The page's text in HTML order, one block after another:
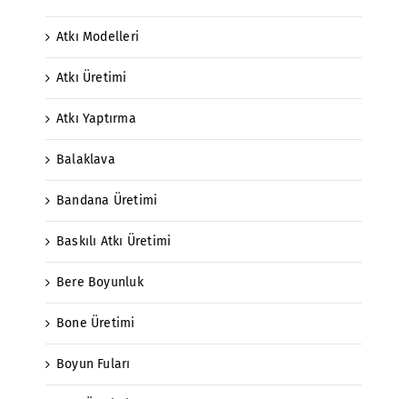
Atkı Modelleri
Atkı Üretimi
Atkı Yaptırma
Balaklava
Bandana Üretimi
Baskılı Atkı Üretimi
Bere Boyunluk
Bone Üretimi
Boyun Fuları